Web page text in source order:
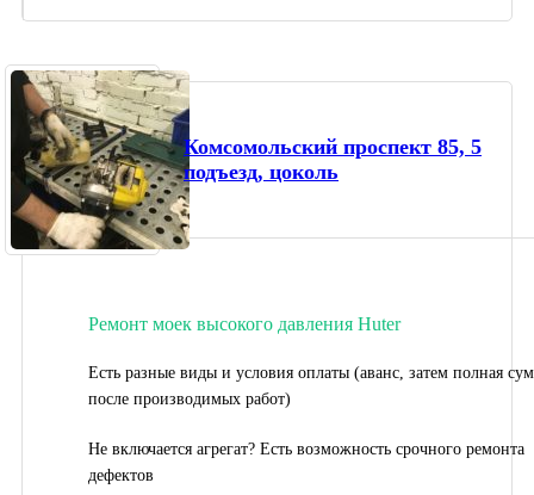
Комсомольский проспект 85, 5
подъезд, цоколь
Ремонт моек высокого давления Huter
Есть разные виды и условия оплаты (аванс, затем полная
после производимых работ)
Не включается агрегат? Есть возможность срочного ремонта
дефектов